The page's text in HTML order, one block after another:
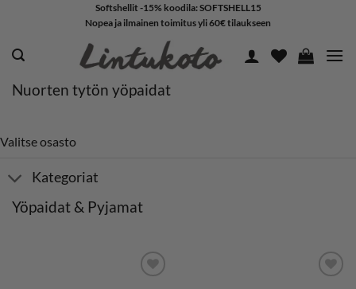
content
Softshellit -15% koodila: SOFTSHELL15
Nopea ja ilmainen toimitus yli 60€ tilaukseen
Nuorten tytön yöpaidat
Valitse osasto
Kategoriat
Yöpaidat & Pyjamat